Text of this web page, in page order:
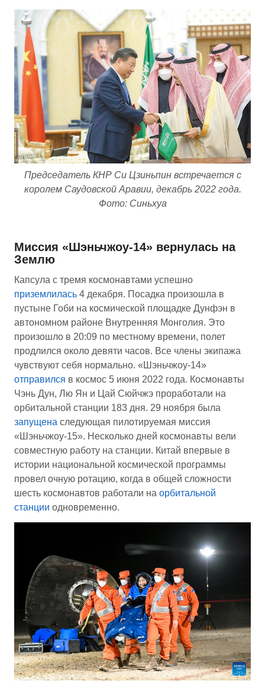
Председатель КНР Си Цзиньпин встречается с
королем Саудовской Аравии, декабрь 2022 года.
Фото: Синьхуа
Миссия «Шэньчжоу-14» вернулась на
Землю
Капсула с тремя космонавтами успешно
приземлилась 4 декабря. Посадка произошла в
пустыне Гоби на космической площадке Дунфэн в
автономном районе Внутренняя Монголия. Это
произошло в 20:09 по местному времени, полет
продлился около девяти часов. Все члены экипажа
чувствуют себя нормально. «Шэньчжоу-14»
отправился в космос 5 июня 2022 года. Космонавты
Чэнь Дун, Лю Ян и Цай Сюйчжэ проработали на
орбитальной станции 183 дня. 29 ноября была
запущена следующая пилотируемая миссия
«Шэньчжоу-15». Несколько дней космонавты вели
совместную работу на станции. Китай впервые в
истории национальной космической программы
провел очную ротацию, когда в общей сложности
шесть космонавтов работали на орбитальной
станции одновременно.